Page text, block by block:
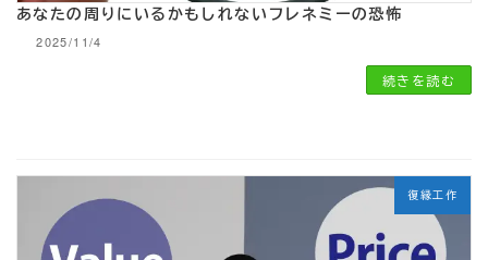
あなたの周りにいるかもしれないフレネミーの恐怖
2025/11/4
続きを読む
復縁工作